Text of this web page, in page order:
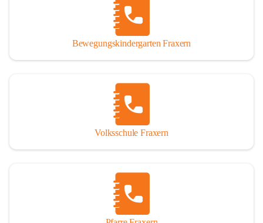
Bewegungskindergarten Fraxern
Volksschule Fraxern